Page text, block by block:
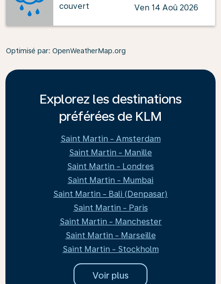
couvert
Ven 14 Aoû 2026
Optimisé par: OpenWeatherMap.org
Explorez les destinations
préférées de KLM
Saint Martin - Amsterdam
Saint Martin - Manille
Saint Martin - Londres
Saint Martin - Mumbai
Saint Martin - Bali (Denpasar)
Saint Martin - Paris
Saint Martin - Manchester
Saint Martin - Marseille
Saint Martin - Stockholm
Voir plus